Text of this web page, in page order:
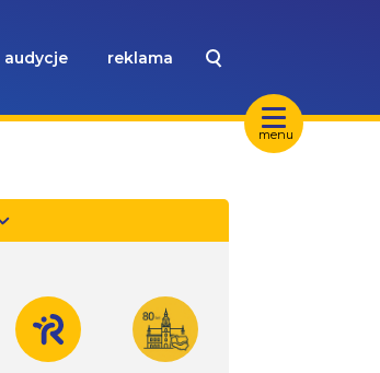
menu
audycje reklama